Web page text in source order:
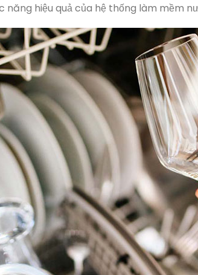
năng hiệu quả của hệ thống làm mềm